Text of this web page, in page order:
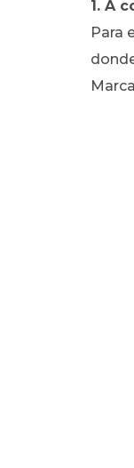
1. A
Para